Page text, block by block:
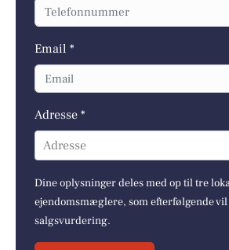
Email *
Adresse *
Adresse
Dine oplysninger deles med op til tre
ejendomsmæglere, som efterfølgende vil
salgsvurdering.